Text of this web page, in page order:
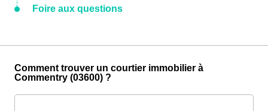
Foire aux questions
Comment trouver un courtier immobilier à
Commentry (03600) ?